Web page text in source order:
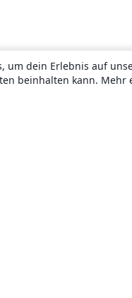
um dein Erlebnis auf
beinhalten kann.